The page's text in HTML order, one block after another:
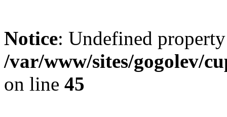
Notice: Undefined
/var/www/sites/gogolev/
on line 45